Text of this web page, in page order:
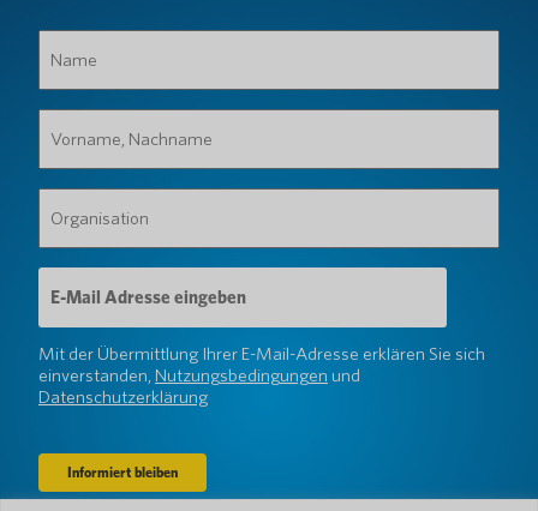
(erforderlich)
Nachname
(erforderlich)
(erforderlich)
E-
Mail-
Adresse
(erforderlich)
Mit der Übermittlung Ihrer E-Mail-Adresse erklären Sie sich
einverstanden, Nutzungsbedingungen und
Datenschutzerklärung